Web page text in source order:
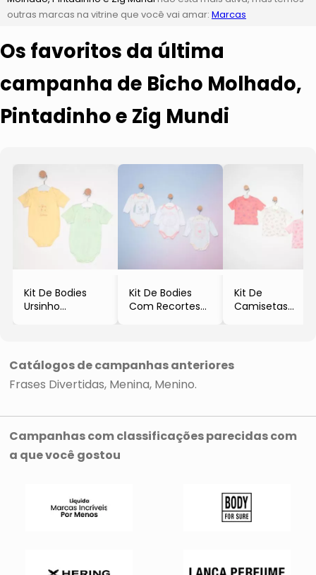
outras marcas na vitrine que você vai amar: Marcas
Os favoritos da última
campanha de Bicho Molhado,
Pintadinho e Zig Mundi
Kit De Bodies
Ursinho
Kit De Bodies
Com Recortes
Kit De
Camisetas
Catálogos de campanhas anteriores
Frases Divertidas Menina Menino
Campanhas com classificações parecidas com
a que você gostou